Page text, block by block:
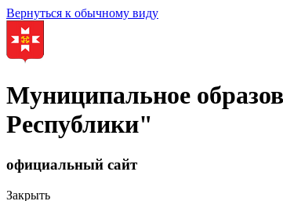
Вернуться к обычному виду
Муниципальное
Республики"
официальный сайт
Закрыть